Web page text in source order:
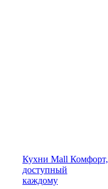
Кухни Mall Комфорт,
доступный
каждому